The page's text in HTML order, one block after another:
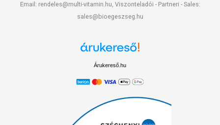
Email: rendeles@multi-vitamin.hu, Viszonteladói - Partneri - Sales:
sales@bioegeszseg.hu
Árukereső.hu